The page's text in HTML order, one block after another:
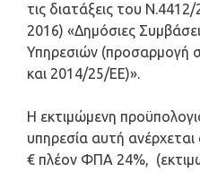
τις διατάξεις του
2016) «Δημόσιες
Υπηρεσιών (προσαρμογή
και 2014/25/ΕΕ)».
Η εκτιμώμενη
υπηρεσία αυτή
€ πλέον ΦΠΑ 24%,